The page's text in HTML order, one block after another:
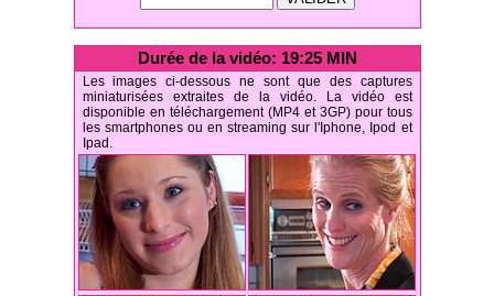
Durée de la vidéo: 19:25 MIN
Les images ci-dessous ne sont que des captures
miniaturisées extraites de la vidéo. La vidéo est
disponible en téléchargement (MP4 et 3GP) pour tous
les smartphones ou en streaming sur l'Iphone, Ipod et
Ipad.